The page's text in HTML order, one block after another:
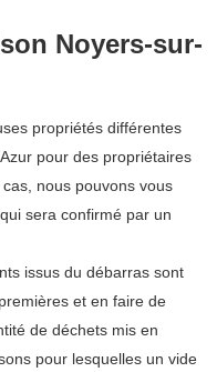
Noyers-sur-
propriétés différentes
pour des propriétaires
nous pouvons vous
sera confirmé par un
issus du débarras sont
et en faire de
de déchets mis en
pour lesquelles un vide